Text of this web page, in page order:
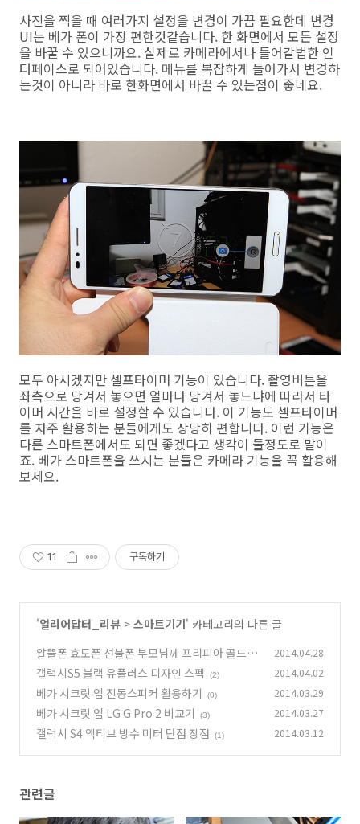
사진을 찍을 때 여러가지 설정을 변경이 가끔 필요한데 변경
UI는 베가 폰이 가장 편한것같습니다. 한 화면에서 모든 설정
을 바꿀 수 있으니까요. 실제로 카메라에서나 들어갈법한 인
터페이스로 되어있습니다. 메뉴를 복잡하게 들어가서 변경하
는것이 아니라 바로 한화면에서 바꿀 수 있는점이 좋네요.
모두 아시겠지만 셀프타이머 기능이 있습니다. 촬영버튼을
좌측으로 당겨서 놓으면 얼마나 당겨서 놓느냐에 따라서 타
이머 시간을 바로 설정할 수 있습니다. 이 기능도 셀프타이머
를 자주 활용하는 분들에게도 상당히 편합니다. 이런 기능은
다른 스마트폰에서도 되면 좋겠다고 생각이 들정도로 말이
죠. 베가 스마트폰을 쓰시는 분들은 카메라 기능을 꼭 활용해
보세요.
11 구독하기
'얼리어답터_리뷰 > 스마트기기' 카테고리의 다른 글
알뜰폰 효도폰 선불폰 부모님께 프리피아 골드폰
(0)
2014.04.28
갤럭시S5 블랙 유플러스 디자인 스펙 (2) 2014.04.02
베가 시크릿 업 진동스피커 활용하기 (0) 2014.03.29
베가 시크릿 업 LG G Pro 2 비교기 (3) 2014.03.27
갤럭시 S4 액티브 방수 미터 단점 장점 (1) 2014.03.12
관련글